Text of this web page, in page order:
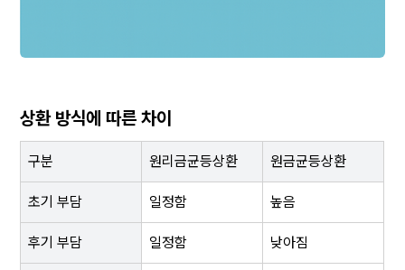
상환 방식에 따른 차이
구분 원리금균등상환 원금균등상환
초기 부담 일정함 높음
후기 부담 일정함 낮아짐